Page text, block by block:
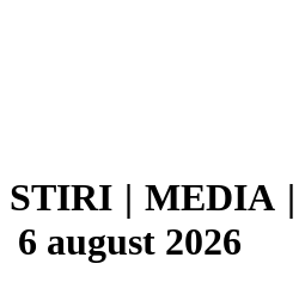
STIRI | MEDIA |
6 august 2026